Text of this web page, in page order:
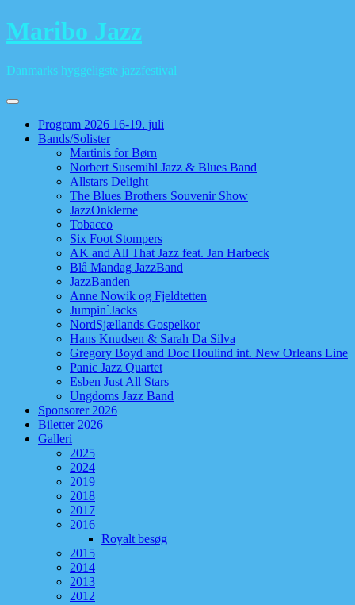
Skip
to
Maribo Jazz
Danmarks hyggeligste jazzfestival
Program 2026 16-19. juli
Bands/Solister
Martinis for Børn
Norbert Susemihl Jazz & Blues Band
Allstars Delight
The Blues Brothers Souvenir Show
JazzOnklerne
Tobacco
Six Foot Stompers
AK and All That Jazz feat. Jan Harbeck
Blå Mandag JazzBand
JazzBanden
Anne Nowik og Fjeldtetten
Jumpin`Jacks
NordSjællands Gospelkor
Hans Knudsen & Sarah Da Silva
Gregory Boyd and Doc Houlind int. New Orleans Line
Panic Jazz Quartet
Esben Just All Stars
Ungdoms Jazz Band
Sponsorer 2026
Biletter 2026
Galleri
2025
2024
2019
2018
2017
2016
Royalt besøg
2015
2014
2013
2012